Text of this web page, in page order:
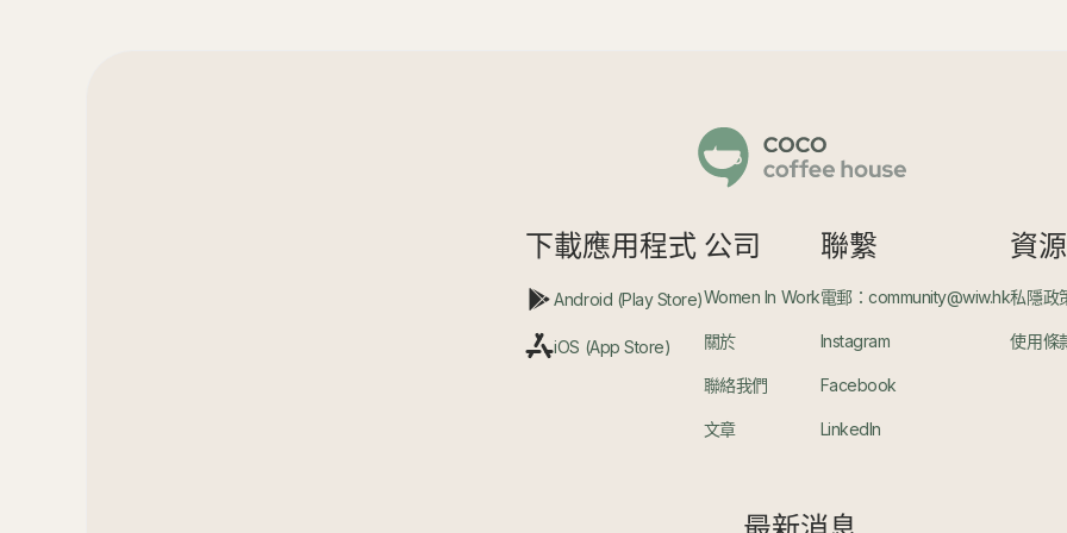
下載應用程式
Android (Play Store)
iOS (App Store)
公司
Women In Work
關於
聯絡我們
文章
聯繫
電郵：community@wiw.hk
Instagram
Facebook
LinkedIn
資源
私隱政
使用條